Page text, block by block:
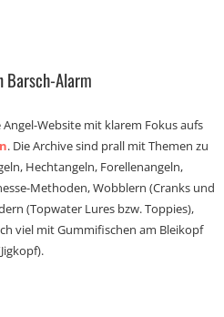
Barsch-Alarm
Angel-Website mit klarem Fokus aufs
. Die Archive sind prall mit Themen zu
Hechtangeln, Forellenangeln,
Methoden, Wobblern (Cranks und
(Topwater Lures bzw. Toppies),
viel mit Gummifischen am Bleikopf